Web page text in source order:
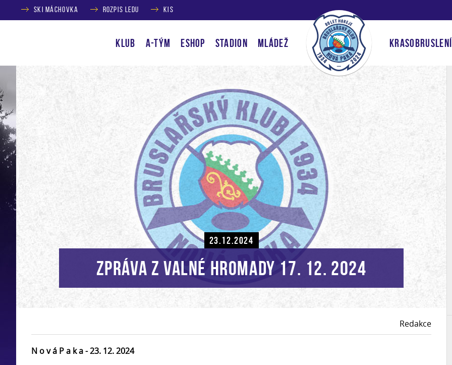
SKI MÁCHOVKA ROZPIS LEDU KIS
KLUB A-TÝM ESHOP STADION MLÁDEŽ KRASOBRUSLENÍ
23.12.2024
Zpráva z valné hromady 17. 12. 2024
Redakce
N o v á P a k a - 23. 12. 2024